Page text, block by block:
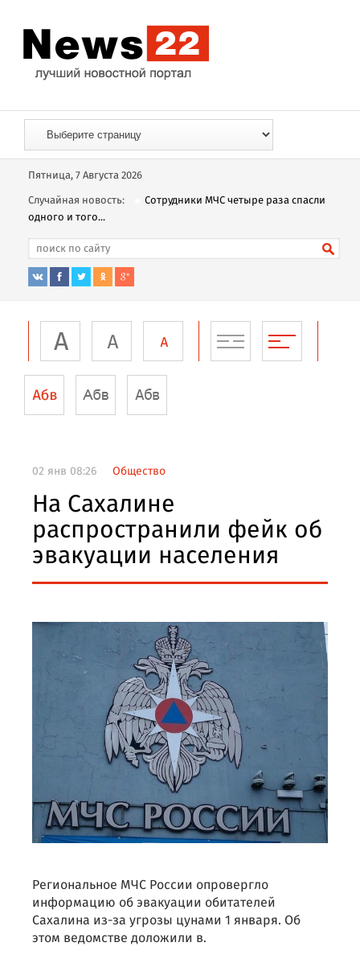
Пятница, 7 Августа 2026
Случайная новость:
Сотрудники МЧС четыре раза спасли
одного и того...
02 янв 08:26 Общество
На Сахалине
распространили фейк об
эвакуации населения
Региональное МЧС России опровергло
информацию об эвакуации обитателей
Сахалина из-за угрозы цунами 1 января. Об
этом ведомстве доложили в.